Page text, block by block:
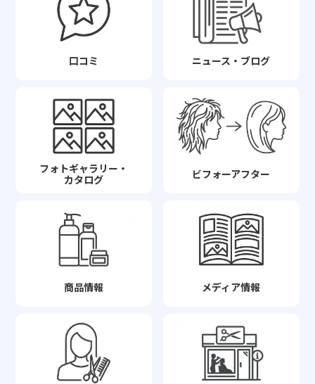
口コミ ニュース・ブログ
フォトギャラリー・
カタログ
ビフォーアフター
商品情報 メディア情報